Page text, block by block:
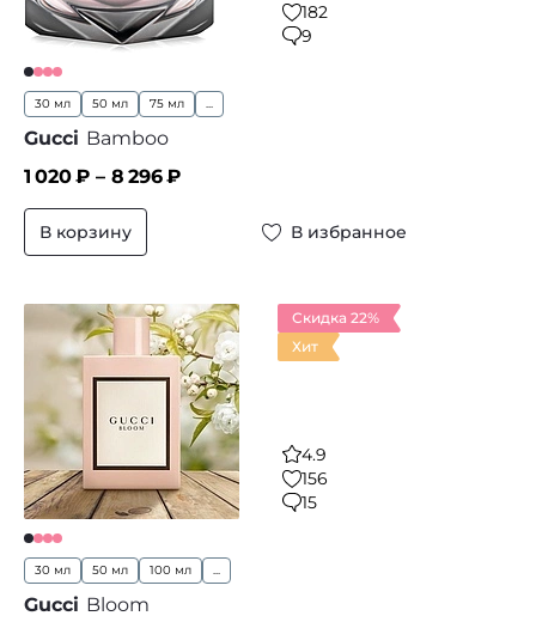
182
9
30 мл 50 мл 75 мл ...
Gucci Bamboo
1 020₽ – 8 296₽
В корзину В избранное
Скидка 22%
Хит
4.9
156
15
30 мл 50 мл 100 мл ...
Gucci Bloom